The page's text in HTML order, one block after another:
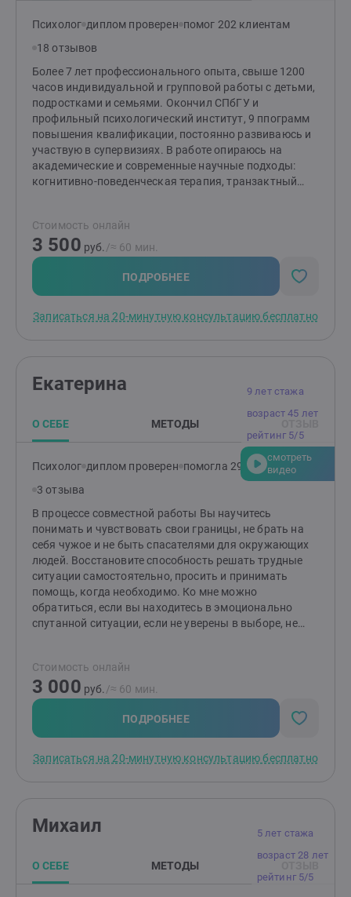
Психолог диплом проверен помог 202 клиентам
18 отзывов
Более 7 лет профессионального опыта, свыше 1200
часов индивидуальной и групповой работы с детьми,
подростками и семьями. Окончил СПбГУ и
профильный психологический институт, 9 ппограмм
повышения квалификации, постоянно развиваюсь и
участвую в супервизиях. В работе опираюсь на
академические и современные научные подходы:
когнитивно-поведенческая терапия, транзактный
сопровождение. Принимаю очно в Санкт-Петербурге
и онлайн Провожу бесплатную 20-минутную
ознакомительную встречу, чтобы вы могли спокойно
задать вопросы и описать свой запрос.
Стоимость онлайн
3 500 руб. /≈ 60 мин.
ПОДРОБНЕЕ
Записаться на 20-минутную консультацию бесплатно
9 лет стажа
возраст 45 лет
рейтинг 5/5
смотреть
видео
Екатерина
О СЕБЕ МЕТОДЫ
Психолог диплом проверен помогла 295 клиентам
3 отзыва
В процессе совместной работы Вы научитесь
понимать и чувствовать свои границы, не брать на
себя чужое и не быть спасателями для окружающих
людей. Восстановите способность решать трудные
ситуации самостоятельно, просить и принимать
помощь, когда необходимо. Ко мне можно
обратиться, если вы находитесь в эмоционально
спутанной ситуации, если не уверены в выборе, не
Стоимость онлайн
3 000 руб. /≈ 60 мин.
ПОДРОБНЕЕ
Записаться на 20-минутную консультацию бесплатно
5 лет стажа
возраст 28 лет
рейтинг 5/5
Михаил
О СЕБЕ МЕТОДЫ